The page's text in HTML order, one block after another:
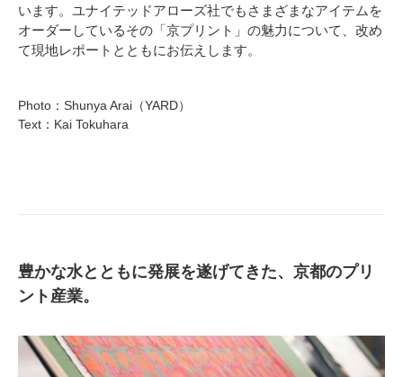
います。ユナイテッドアローズ社でもさまざまなアイテムを
オーダーしているその「京プリント」の魅力について、改め
て現地レポートとともにお伝えします。
Photo：Shunya Arai（YARD）
Text：Kai Tokuhara
豊かな水とともに発展を遂げてきた、京都のプリ
ント産業。